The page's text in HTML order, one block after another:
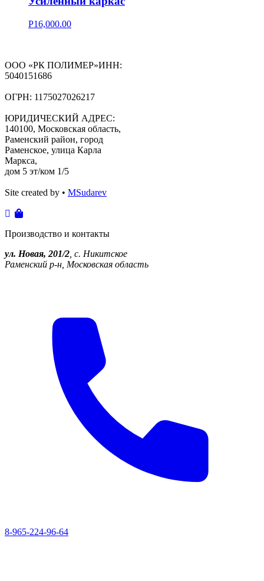
Р16,000.00
ООО «РК ПОЛИМЕР»ИНН:
5040151686
ОГРН: 1175027026217
ЮРИДИЧЕСКИЙ АДРЕС:
140100, Московская область,
Раменский район, город
Раменское, улица Карла
Маркса,
дом 5 эт/ком 1/5
Site created by • MSudarev
Производство и контакты
ул. Новая, 201/2 , с. Никитское
Раменский р-н, Московская область
8-965-224-96-64